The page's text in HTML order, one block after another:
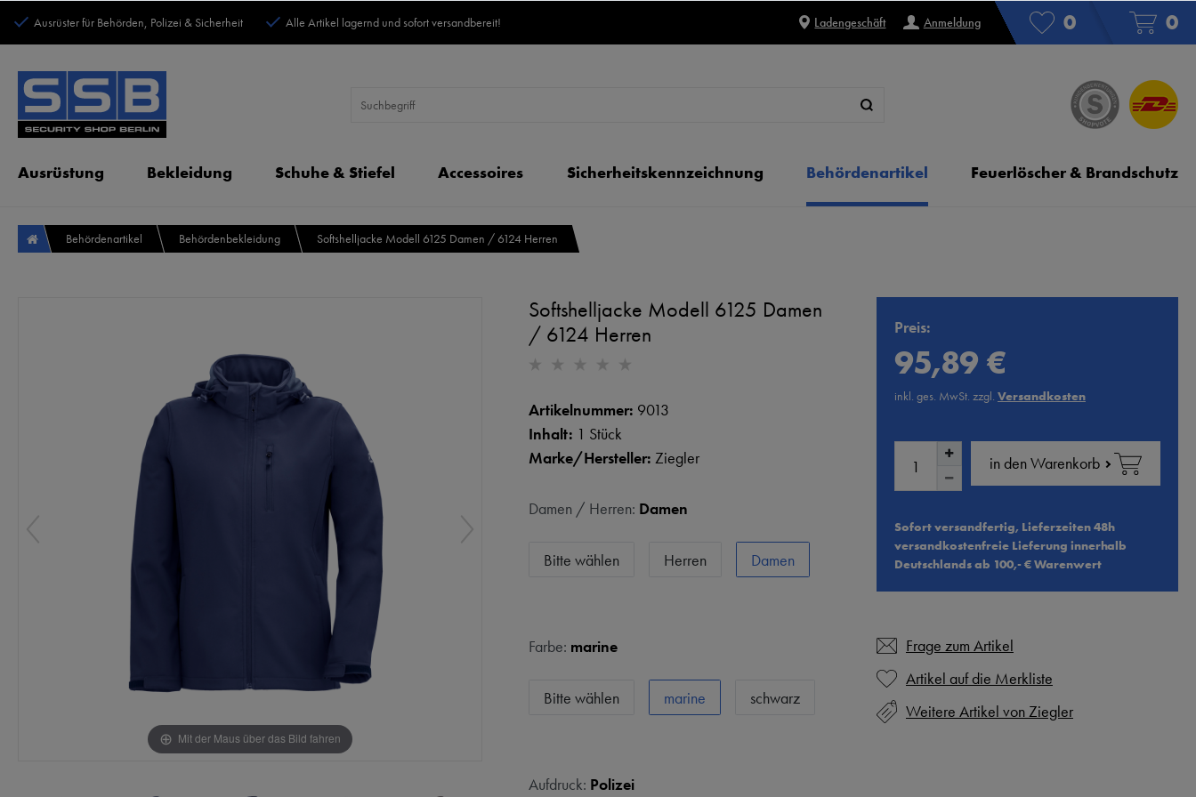
Ausrüster für Behörden, Polizei & Sicherheit Alle Artikel lagernd und sofort versandbereit! Ladengeschäft Anmeldung 0 0
Ausrüstung Bekleidung Schuhe & Stiefel Accessoires Sicherheitskennzeichnung Behördenartikel Feuerlöscher & Brandschutz
Behördenartikel Behördenbekleidung Softshelljacke Modell 6125 Damen / 6124 Herren
Mit der Maus über das Bild fahren
Softshelljacke Modell 6125 Damen
/ 6124 Herren
Artikelnummer: 9013
Inhalt: 1 Stück
Marke/Hersteller: Ziegler
Damen / Herren: Damen
Bitte wählen Herren Damen
Farbe: marine
Bitte wählen marine schwarz
Aufdruck: Polizei
Preis:
95,89 €
inkl. ges. MwSt. zzgl. Versandkosten
in den Warenkorb
Sofort versandfertig, Lieferzeiten 48h
versandkostenfreie Lieferung innerhalb
Deutschlands ab 100,- € Warenwert
Frage zum Artikel
Weitere Artikel von Ziegler